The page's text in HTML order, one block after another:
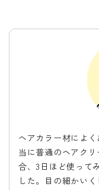
ヘアカラー材によ
当に普通のヘアク
合、3日ほど使って
した。目の細かい